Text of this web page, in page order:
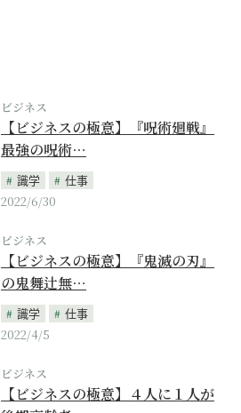
ビジネス
【ビジネスの極意】『呪術廻戦』
最強の呪術…
識学
仕事
2022/6/30
ビジネス
【ビジネスの極意】『鬼滅の刃』
の鬼舞辻無…
識学
仕事
2022/4/5
ビジネス
【ビジネスの極意】４人に１人が